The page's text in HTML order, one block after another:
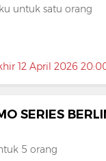
untuk satu orang
12 April 2026
SERIES
5 orang